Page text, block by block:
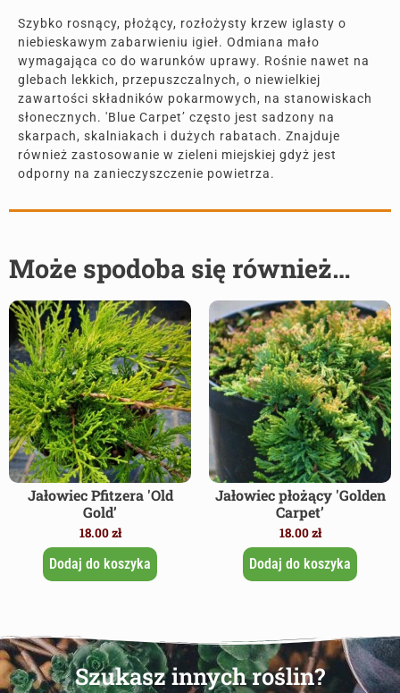
Szybko rosnący, płożący, rozłożysty krzew iglasty o
niebieskawym zabarwieniu igieł. Odmiana mało
wymagająca co do warunków uprawy. Rośnie nawet na
glebach lekkich, przepuszczalnych, o niewielkiej
zawartości składników pokarmowych, na stanowiskach
słonecznych. 'Blue Carpet’ często jest sadzony na
skarpach, skalniakach i dużych rabatach. Znajduje
również zastosowanie w zieleni miejskiej gdyż jest
odporny na zanieczyszczenie powietrza.
Może spodoba się również…
Jałowiec Pfitzera 'Old
Gold’
18.00zł
Dodaj do koszyka
Jałowiec płożący 'Golden
Carpet’
18.00zł
Dodaj do koszyka
Szukasz innych roślin?